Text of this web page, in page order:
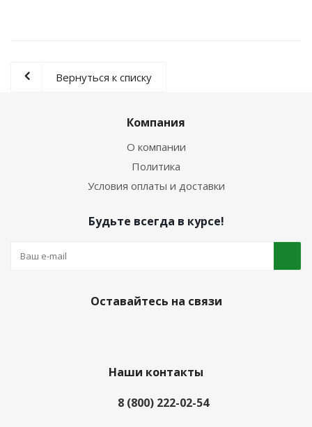
Вернуться к списку
Компания
О компании
Политика
Условия оплаты и доставки
Будьте всегда в курсе!
Оставайтесь на связи
Наши контакты
8 (800) 222-02-54